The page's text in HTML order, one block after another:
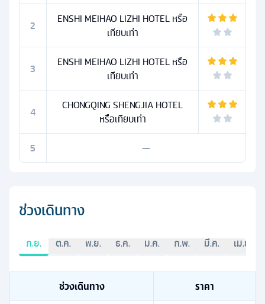
2
ENSHI MEIHAO LIZHI HOTEL หรือ
เทียบเท่า
3
ENSHI MEIHAO LIZHI HOTEL หรือ
เทียบเท่า
4
CHONGQING SHENGJIA HOTEL
หรือเทียบเท่า
5
—
ช่วงเดินทาง
ก.ย. ต.ค. พ.ย. ธ.ค. ม.ค. ก.พ. มี.ค. เม.ย.
ช่วงเดินทาง ราคา